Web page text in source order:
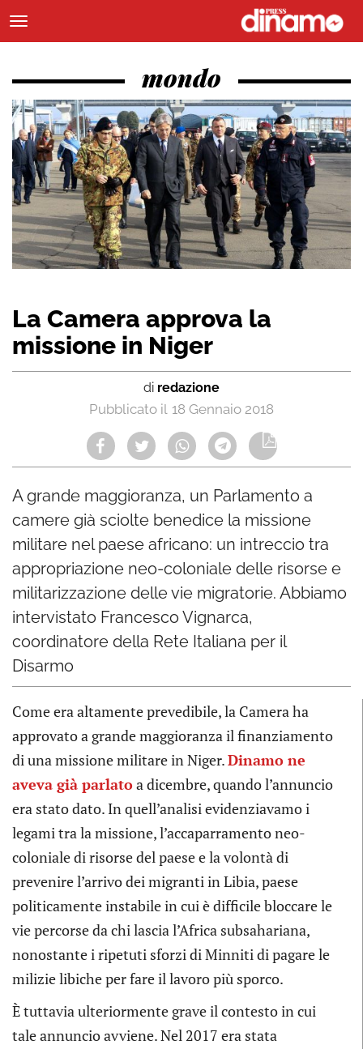
mondo
La Camera approva la
missione in Niger
di redazione
18 Gennaio 2018
A grande maggioranza, un Parlamento a
camere già sciolte benedice la missione
militare nel paese africano: un intreccio tra
appropriazione neo-coloniale delle risorse e
militarizzazione delle vie migratorie. Abbiamo
intervistato Francesco Vignarca,
coordinatore della Rete Italiana per il
Disarmo
Come era altamente prevedibile, la Camera ha
approvato a grande maggioranza il finanziamento
di una missione militare in Niger.Dinamo ne
aveva già parlatoa dicembre, quando l’annuncio
era stato dato. In quell’analisi evidenziavamo i
legami tra la missione, l’accaparramento neo-
coloniale di risorse del paese e la volontà di
prevenire l’arrivo dei migranti in Libia, paese
politicamente instabile in cui è difficile bloccare le
vie percorse da chi lascia l’Africa subsahariana,
nonostante i ripetuti sforzi di Minniti di pagare le
milizie libiche per fare il lavoro più sporco.
È tuttavia ulteriormente grave il contesto in cui
tale annuncio avviene. Nel 2017 era stata